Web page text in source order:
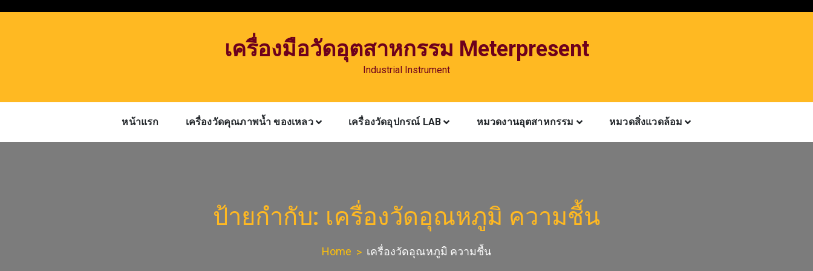
เครื่องมือวัดอุตสาหกรรม Meterpresent
Industrial Instrument
หน้าแรก เครื่องวัดคุณภาพน้ำ ของเหลว เครื่องวัดอุปกรณ์ LAB หมวดงานอุตสาหกรรม หมวดสิ่งแวดล้อม
ป้ายกำกับ: เครื่องวัดอุณหภูมิ ความชื้น
Home เครื่องวัดอุณหภูมิ ความชื้น